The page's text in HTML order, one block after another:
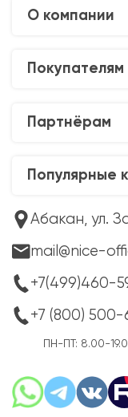
О компании
Покупателям
Партнёрам
Популярные
Абакан, ул.
mail@nice-
+7(499)460-
+7 (800)
ПН-ПТ: 8.00-